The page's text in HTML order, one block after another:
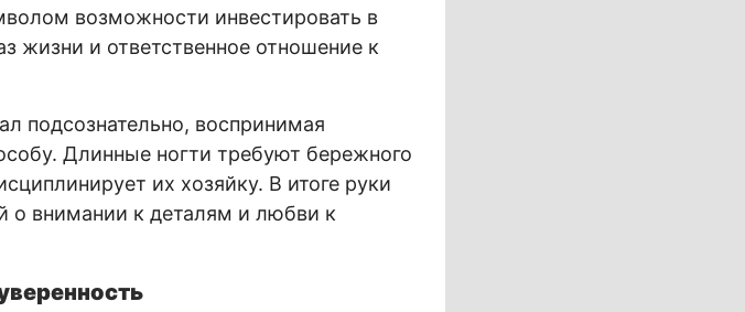
возможности инвестировать в
жизни и ответственное отношение к
подсознательно, воспринимая
Длинные ногти требуют бережного
их хозяйку. В итоге руки
о внимании к деталям и любви к